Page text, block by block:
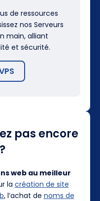
de ressources
nos Serveurs
main, alliant
et sécurité.
pas encore
web au meilleur
la création de site
, l’achat de noms de